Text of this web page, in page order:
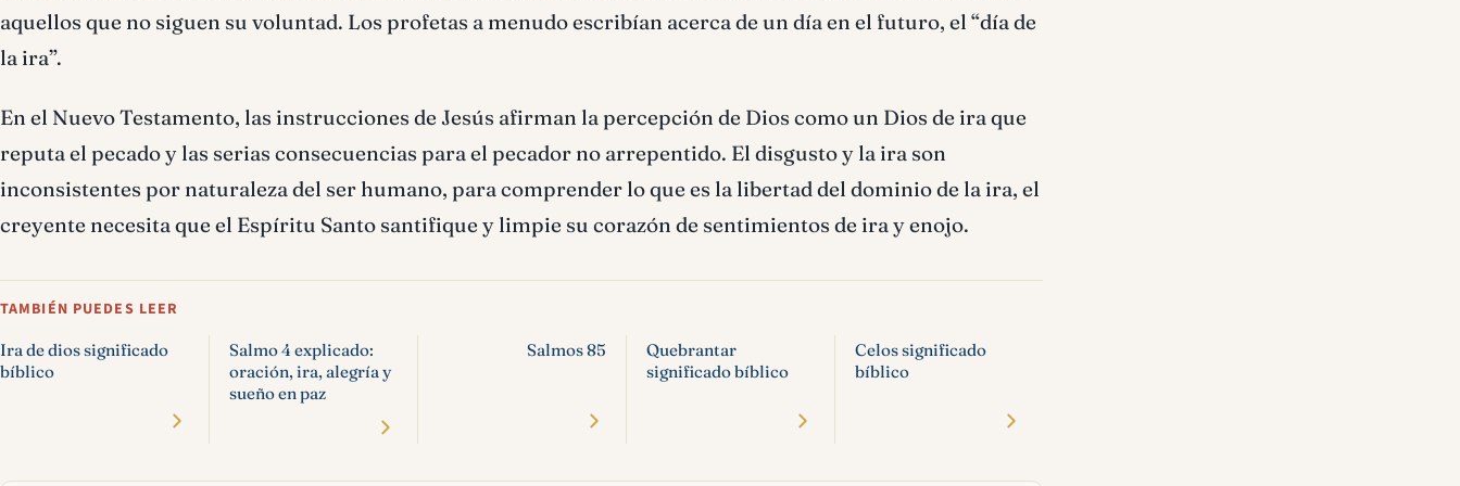
aquellos que no siguen su voluntad. Los profetas a menudo escribían acerca de un día en el futuro, el “día de
la ira”.
En el Nuevo Testamento, las instrucciones de Jesús afirman la percepción de Dios como un Dios de ira que
reputa el pecado y las serias consecuencias para el pecador no arrepentido. El disgusto y la ira son
inconsistentes por naturaleza del ser humano, para comprender lo que es la libertad del dominio de la ira, el
creyente necesita que el Espíritu Santo santifique y limpie su corazón de sentimientos de ira y enojo.
TAMBIÉN PUEDES LEER
Ira de dios significado
bíblico
Salmo 4 explicado:
oración, ira, alegría y
sueño en paz
Salmos 85
Quebrantar
significado bíblico
Celos significado
bíblico